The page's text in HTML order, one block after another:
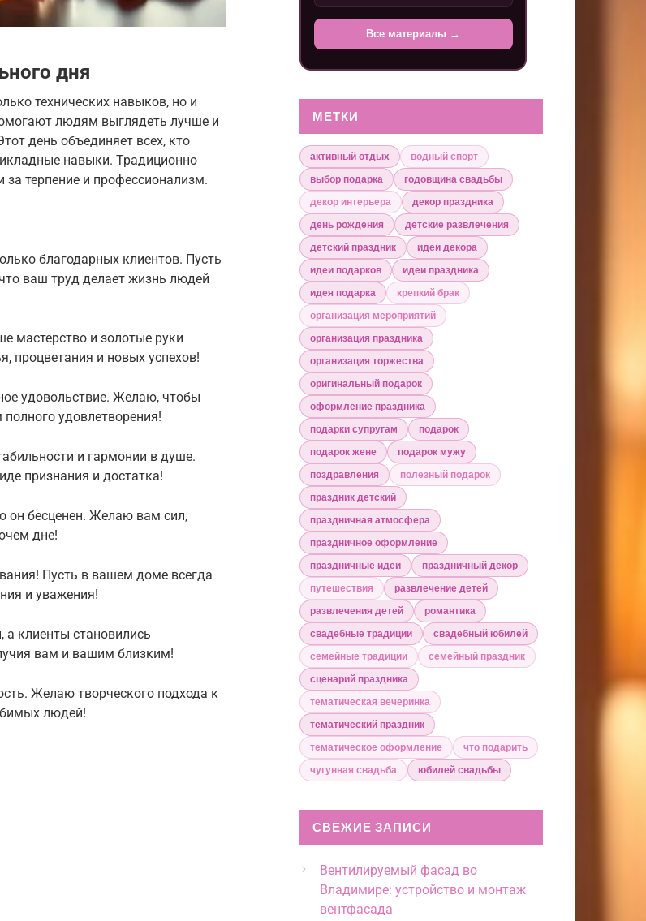
дня
технических навыков, но и
людям выглядеть лучше и
день объединяет всех, кто
навыки. Традиционно
терпение и профессионализм.
благодарных клиентов. Пусть
ваш труд делает жизнь людей
мастерство и золотые руки
процветания и новых успехов!
удовольствие. Желаю, чтобы
удовлетворения!
и гармонии в душе.
признания и достатка!
он бесценен. Желаю вам сил,
дне!
Пусть в вашем доме всегда
и уважения!
клиенты становились
вам и вашим близким!
Желаю творческого подхода к
людей!
Все материалы →
МЕТКИ
активный отдых
водный спорт
выбор подарка
годовщина свадьбы
декор интерьера
декор праздника
день рождения
детские развлечения
детский праздник
идеи декора
идеи подарков
идеи праздника
идея подарка
крепкий брак
организация мероприятий
организация праздника
организация торжества
оригинальный подарок
оформление праздника
подарки супругам
подарок
подарок жене
подарок мужу
поздравления
полезный подарок
праздник детский
праздничная атмосфера
праздничное оформление
праздничные идеи
праздничный декор
путешествия
развлечение детей
развлечения детей
романтика
свадебные традиции
свадебный юбилей
семейные традиции
семейный праздник
сценарий праздника
тематическая вечеринка
тематический праздник
тематическое оформление
что подарить
чугунная свадьба
юбилей свадьбы
СВЕЖИЕ ЗАПИСИ
Вентилируемый фасад во
Владимире: устройство и монтаж
вентфасада